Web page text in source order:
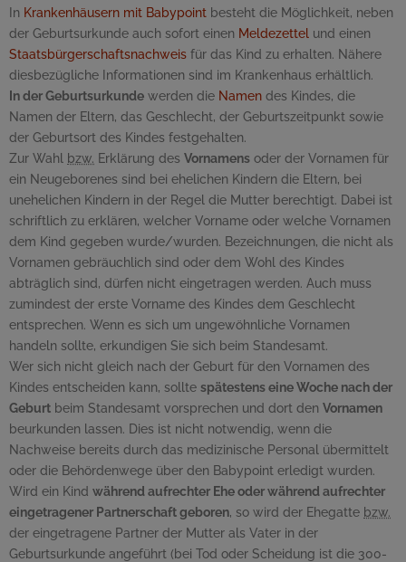
In Krankenhäusern mit Babypoint besteht die Möglichkeit, neben
der Geburtsurkunde auch sofort einen Meldezettel und einen
Staatsbürgerschaftsnachweis für das Kind zu erhalten. Nähere
diesbezügliche Informationen sind im Krankenhaus erhältlich.
In der Geburtsurkunde werden die Namen des Kindes, die
Namen der Eltern, das Geschlecht, der Geburtszeitpunkt sowie
der Geburtsort des Kindes festgehalten.
Zur Wahl
bzw. Erklärung des Vornamens oder der Vornamen für
ein Neugeborenes sind bei ehelichen Kindern die Eltern, bei
unehelichen Kindern in der Regel die Mutter berechtigt. Dabei ist
schriftlich zu erklären, welcher Vorname oder welche Vornamen
dem Kind gegeben wurde/wurden. Bezeichnungen, die nicht als
Vornamen gebräuchlich sind oder dem Wohl des Kindes
abträglich sind, dürfen nicht eingetragen werden. Auch muss
zumindest der erste Vorname des Kindes dem Geschlecht
entsprechen. Wenn es sich um ungewöhnliche Vornamen
handeln sollte, erkundigen Sie sich beim Standesamt.
Wer sich nicht gleich nach der Geburt für den Vornamen des
Kindes entscheiden kann, sollte spätestens eine Woche nach der
Geburt beim Standesamt vorsprechen und dort den Vornamen
beurkunden lassen. Dies ist nicht notwendig, wenn die
Nachweise bereits durch das medizinische Personal übermittelt
oder die Behördenwege über den Babypoint erledigt wurden.
Wird ein Kind während aufrechter Ehe oder während aufrechter
eingetragener Partnerschaft geboren, so wird der Ehegatte bzw.
der eingetragene Partner der Mutter als Vater in der
Geburtsurkunde angeführt (bei Tod oder Scheidung ist die 300-